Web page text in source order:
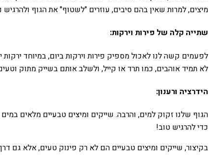
מיצים, למרות שאין בהם סיבים, עוזרים "לשטוף" את הגוף ולהרגיש
שתייה קלה של פירות וירקות:
לפעמים קשה לנו לאכול מספיק פירות וירקות ביום, במיוחד
לא תמיד אוהבים, כמו תרד או קייל, ולשלב אותם בשייק מתוק
הידרציה ורענון:
הגוף שלנו זקוק למים, והרבה. שייקים ומיצים טבעיים מלאים במים
כדי להרגיש טוב!
בקיצור, שייקים ומיצים טבעיים הם לא רק פינוק טעים, אלא גם